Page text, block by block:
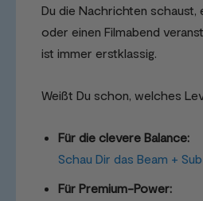
Du die Nachrichten schaust,
oder einen Filmabend
ist immer erstklassig.
Weißt Du schon, welches
Für die clevere Balance:
Schau Dir das Beam +
Für Premium-Power: